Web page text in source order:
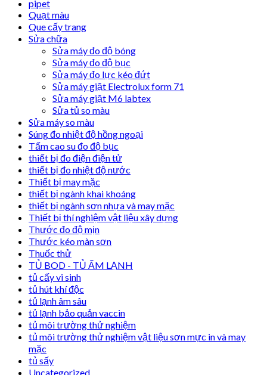
pipet
Quạt màu
Que cấy trang
Sửa chữa
Sửa máy đo độ bóng
Sửa máy đo độ bục
Sửa máy đo lực kéo đứt
Sửa máy giặt Electrolux form 71
Sửa máy giặt M6 labtex
Sửa tủ so màu
Sửa máy so màu
Súng đo nhiệt độ hồng ngoại
Tấm cao su đo độ bục
thiết bị đo điện điện tử
thiết bị đo nhiệt độ nước
Thiết bị may mặc
thiết bị ngành khai khoáng
thiết bị ngành sơn nhựa và may mặc
Thiết bị thí nghiệm vật liệu xây dựng
Thước đo độ mịn
Thước kéo màn sơn
Thuốc thử
TỦ BOD - TỦ ẤM LẠNH
tủ cấy vi sinh
tủ hút khí độc
tủ lạnh âm sâu
tủ lạnh bảo quản vaccin
tủ môi trường thử nghiệm
tủ môi trường thử nghiệm vật liệu sơn mực in và may
mặc
tủ sấy
Uncategorized